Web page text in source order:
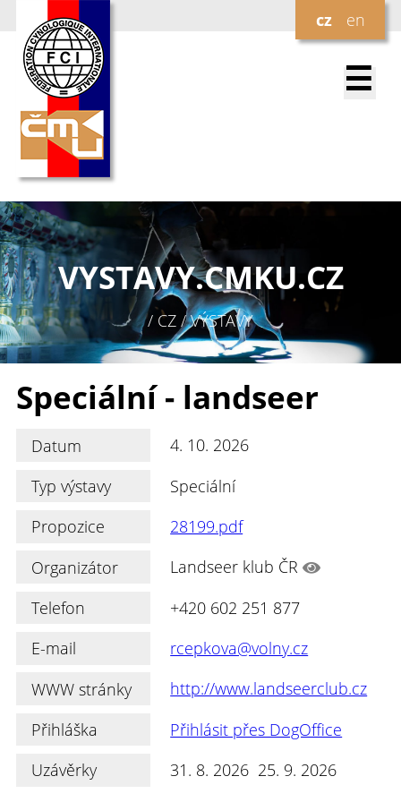
cz en
☰
VYSTAVY.CMKU.CZ
/ CZ / VÝSTAVY
Speciální - landseer
Datum
4. 10. 2026
Typ výstavy
Speciální
Propozice
28199.pdf
Organizátor
Landseer klub ČR
Telefon
+420 602 251 877
E-mail
rcepkova@volny.cz
WWW stránky
http://www.landseerclub.cz
Přihláška
Přihlásit přes DogOffice
Uzávěrky
31. 8. 2026 25. 9. 2026